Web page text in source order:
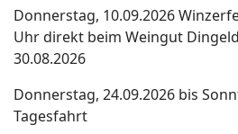
Donnerstag, 10.09.2026
Uhr direkt beim Weingut
30.08.2026
Donnerstag, 24.09.2026 bis
Tagesfahrt